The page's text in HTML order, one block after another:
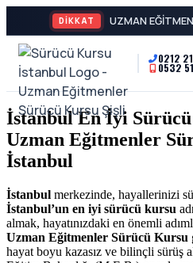
DİKKAT
Sürücü
Kursu
İstanbul
-
Şişli
A2
Motor
Ehliyeti
ve
Özel
Direksiyon
Dersi
0212
0532
İstanbul En İyi
Uzman Eğitmenler
İstanbul
İstanbul merkezinde, hayallerinizi
İstanbul’un en iyi sürücü kursu
almak, hayatınızdaki en önemli
Uzman Eğitmenler Sürücü Kursu
hayat boyu kazasız ve bilinçli sürüş